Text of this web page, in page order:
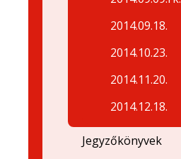
2014.09.18.
2014.10.23.
2014.11.20.
2014.12.18.
Jegyzőkönyvek